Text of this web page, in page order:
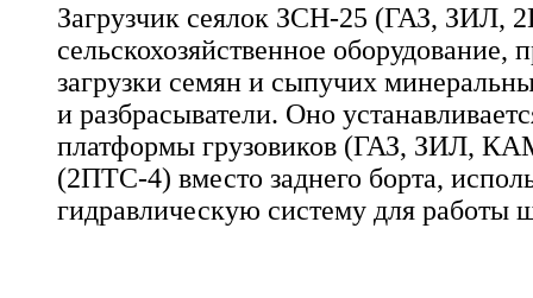
Загрузчик сеялок ЗСН-25 (ГАЗ, ЗИЛ,
сельскохозяйственное оборудование,
загрузки семян и сыпучих
и разбрасыватели. Оно
платформы грузовиков (ГАЗ, ЗИЛ,
(2ПТС-4) вместо заднего борта,
гидравлическую систему для работы